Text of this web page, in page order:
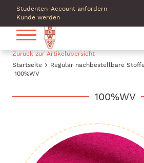
Studenten-Account anfordern
Kunde werden
Startseite Regulär nachbestellbare
100%WV
Zurück zur Artikelübersicht
100%WV